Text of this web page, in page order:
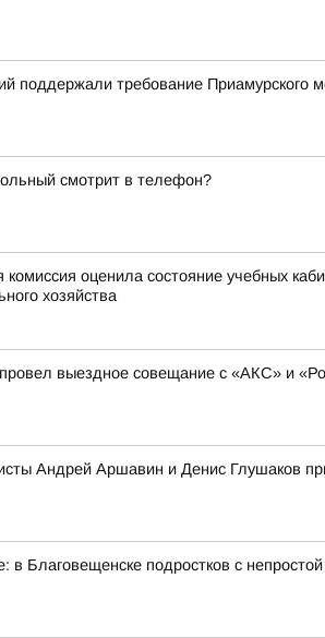
поддержали требование Приамурского
смотрит в телефон?
оценила состояние учебных
хозяйства
выездное совещание с «АКС» и
Андрей Аршавин и Денис Глушаков
в Благовещенске подростков с